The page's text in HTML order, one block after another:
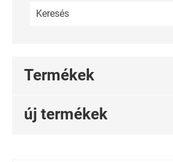
Termékek
új termékek